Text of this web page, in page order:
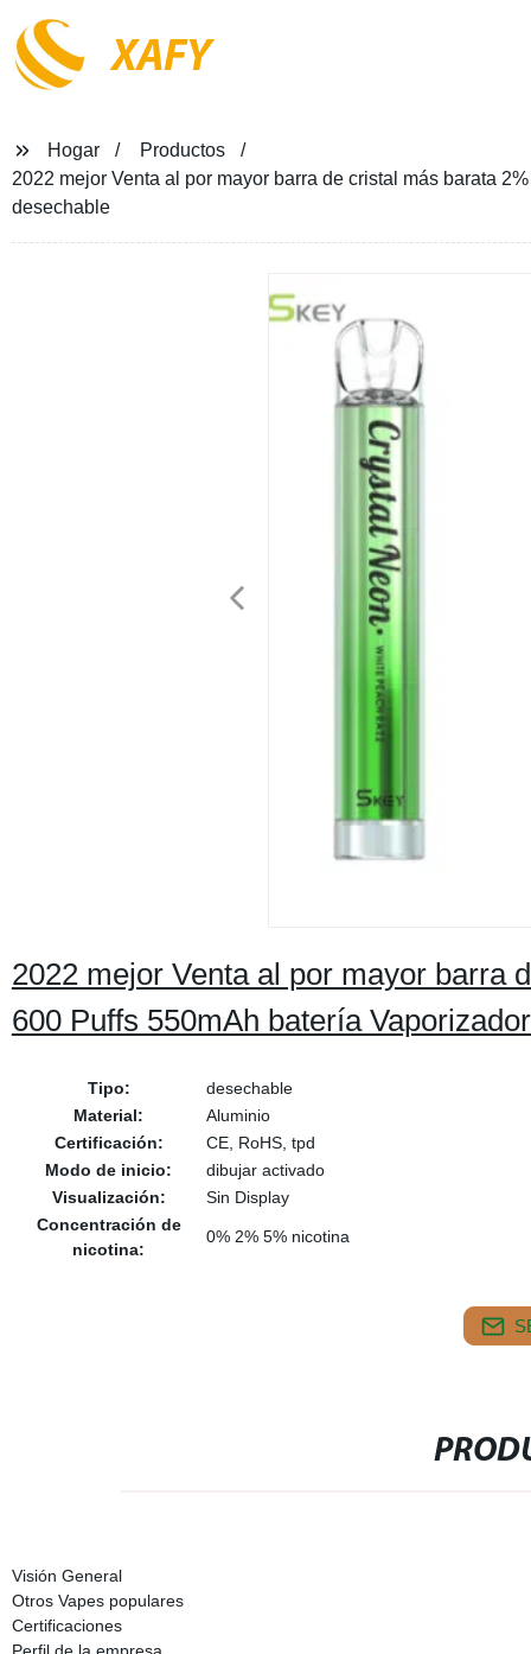
XAFY
Hogar
Productos
2022 mejor Venta al por mayor barra de cristal más barata
desechable
2022 mejor Venta al por mayor barra
600 Puffs 550mAh batería
Tipo:
desechable
Material:
Aluminio
Certificación:
CE, RoHS, tpd
Modo de inicio:
dibujar activado
Visualización:
Sin Display
Concentración de
nicotina:
0% 2% 5% nicotina
Visión General
Otros Vapes populares
Certificaciones